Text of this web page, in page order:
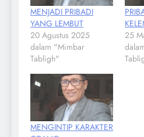
MENJADI PRIBADI
YANG LEMBUT
20 Agustus 2025
dalam "Mimbar
Tabligh"
25
MENGINTIP KARAKTER